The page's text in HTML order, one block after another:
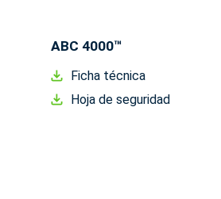
ABC 4000™
Ficha técnica
Hoja de seguridad